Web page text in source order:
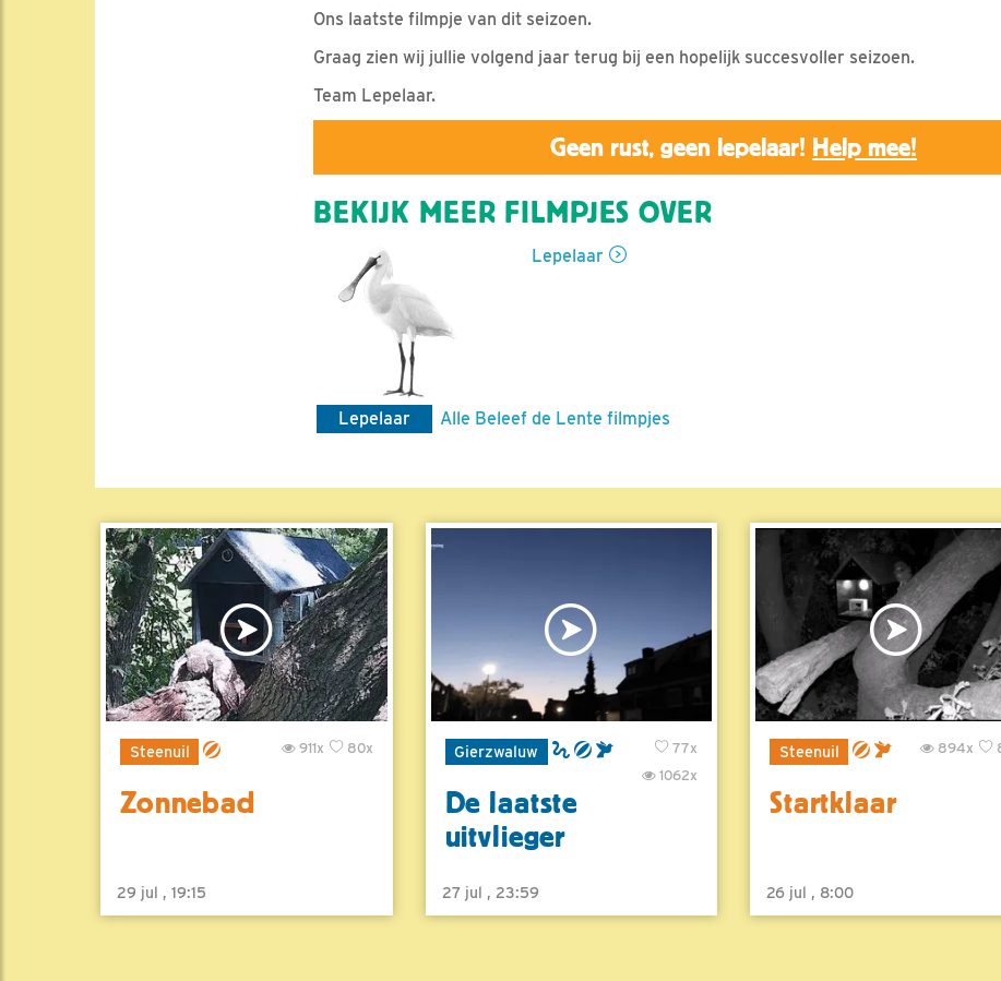
Ons laatste filmpje van dit seizoen.
Graag zien wij jullie volgend jaar terug bij een hopelijk succesvoller seizoen.
Team Lepelaar.
Geen rust, geen lepelaar! Help mee!
BEKIJK MEER FILMPJES OVER
Lepelaar
Lepelaar Alle Beleef de Lente filmpjes
Steenuil 80x
911x
Zonnebad
29 jul , 19:15
Gierzwaluw
77x
1062x
De laatste
uitvlieger
27 jul , 23:59
Steenuil 894x
Startklaar
26 jul , 8:00